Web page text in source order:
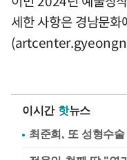
세한 사항은 경남문화
이시간 핫뉴스
최준희, 또 성형수